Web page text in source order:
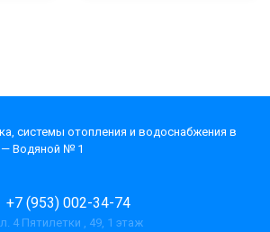
системы отопления и водоснабжения в
Водяной № 1
+7 (953) 002-34-74
4 Пятилетки , 49, 1 этаж